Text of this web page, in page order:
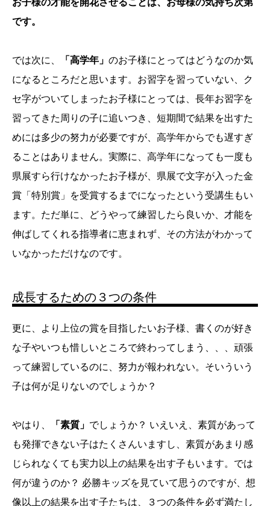
お子様の才能を開花させることは、お母様の気持ち次第
です。
では次に、 「高学年」 のお子様にとってはどうなのか気
になるところだと思います。お習字を習っていない、ク
セ字がついてしまったお子様にとっては、長年お習字を
習ってきた周りの子に追いつき、短期間で結果を出すた
めには多少の努力が必要ですが、高学年からでも遅すぎ
ることはありません。実際に、高学年になっても一度も
県展すら行けなかったお子様が、県展で文字が入った金
賞「特別賞」を受賞するまでになったという受講生もい
ます。ただ単に、どうやって練習したら良いか、才能を
伸ばしてくれる指導者に恵まれず、その方法がわかって
いなかっただけなのです。
成長するための３つの条件
更に、より上位の賞を目指したいお子様、書くのが好き
な子やいつも惜しいところで終わってしまう、、、頑張
って練習しているのに、努力が報われない。そいういう
子は何が足りないのでしょうか？
やはり、 「素質」 でしょうか？ いえいえ、素質があって
も発揮できない子はたくさんいますし、素質があまり感
じられなくても実力以上の結果を出す子もいます。では
何が違うのか？ 必勝キッズを見ていて思うのですが、想
像以上の結果を出す子たちは、３つの条件を必ず満たし